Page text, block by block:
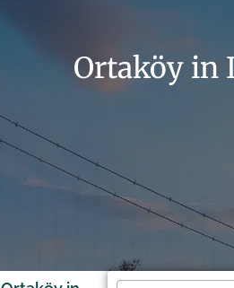
Ortaköy in